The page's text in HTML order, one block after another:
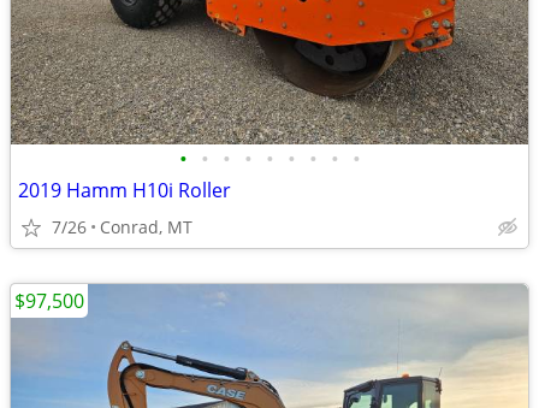
• • • • • • • • •
2019 Hamm H10i Roller
7/26 Conrad, MT
$97,500